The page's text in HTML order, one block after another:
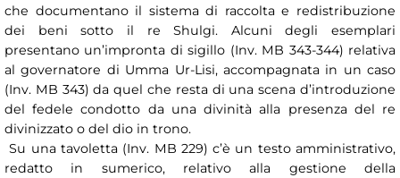
che documentano il sistema di raccolta e redistribuzione
dei beni sotto il re Shulgi. Alcuni degli esemplari
presentano un’impronta di sigillo (Inv. MB 343-344) relativa
al governatore di Umma Ur-Lisi, accompagnata in un caso
(Inv. MB 343) da quel che resta di una scena d’introduzione
del fedele condotto da una divinità alla presenza del re
divinizzato o del dio in trono.
Su una tavoletta (Inv. MB 229) c’è un testo amministrativo,
redatto in sumerico, relativo alla gestione della